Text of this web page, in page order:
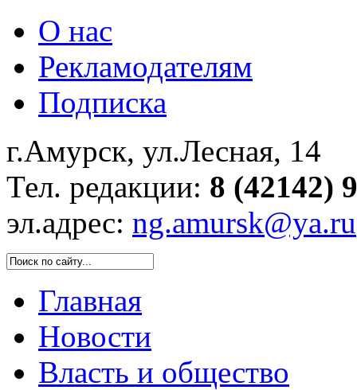
О нас
Рекламодателям
Подписка
г.Амурск, ул.Лесная, 14
Тел. редакции: 8 (42142)
эл.адрес: ng.amursk@ya.ru
Главная
Новости
Власть и общество